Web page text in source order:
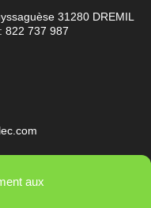
aux
31280 DREMIL
822 737 987